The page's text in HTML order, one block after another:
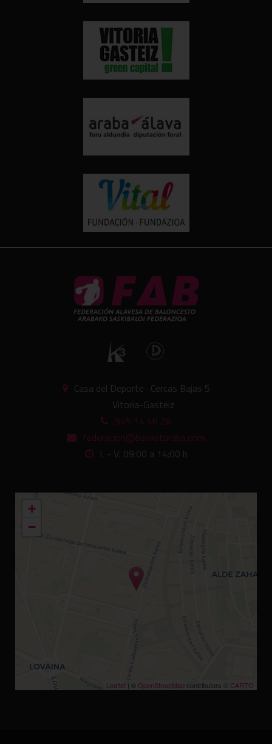
Casa del Deporte · Cercas Bajas 5
Vitoria-Gasteiz
945 14 46 26
federacion@basketaraba.com
L - V: 09:00 a 14:00 h
+
−
Leaflet | © OpenStreetMapcontributors © CARTO